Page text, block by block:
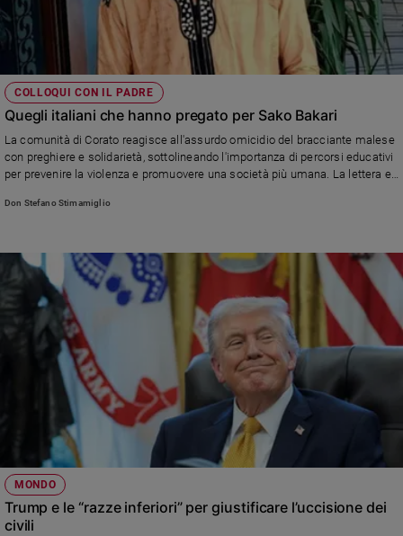
e
inclusione
Costume
Cultura
e
spettacoli
Sanremo
Libri
Musica
Famiglia
educazione
Nonni
Coppia
Scuola
COLLOQUI CON IL PADRE
Quegli italiani che hanno pregato per Sako Bakari
La comunità di Corato reagisce all'assurdo omicidio del bracciante malese
con preghiere e solidarietà, sottolineando l'importanza di percorsi educativi
per prevenire la violenza e promuovere una società più umana. La lettera e
Don Stefano Stimamiglio
MONDO
Trump e le “razze inferiori” per giustificare l’uccisione dei
civili